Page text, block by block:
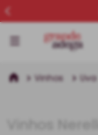
Vinhos Uva